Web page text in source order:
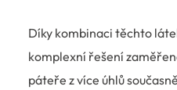
Díky kombinaci těchto
komplexní řešení
páteře z více úhlů